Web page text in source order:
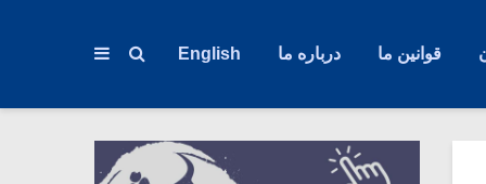
قوانین ما درباره ما English